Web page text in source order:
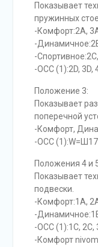
Показывает
пружинных
-Комфорт:2A,
-
-
-OCC (1):2D, 3D,
Положение 3:
Показывает
поперечной
-Комфорт,
-OCC (1):W=Ш17
Положения 4 и
Показывает
подвески.
-Комфорт:1A,
-
-OCC (1):1C, 2C,
-Комфорт